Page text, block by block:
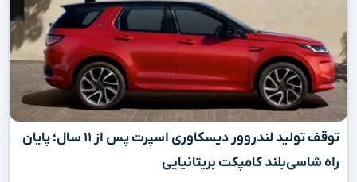
توقف تولید لندروور دیسکاوری اسپرت پس از ۱۱ سال؛ پایان
راه شاسی‌بلند کامپکت بریتانیایی